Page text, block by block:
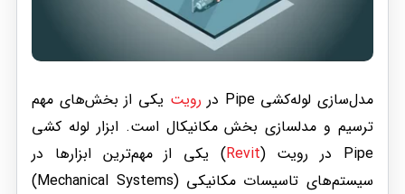
مدل‌سازی لوله‌کشی Pipe در رویت یکی از بخش‌های مهم
ترسیم و مدلسازی بخش مکانیکال است. ابزار لوله کشی
Pipe در رویت (
Revit) یکی از مهم‌ترین ابزارها در
سیستم‌های تاسیسات مکانیکی (Mechanical Systems)